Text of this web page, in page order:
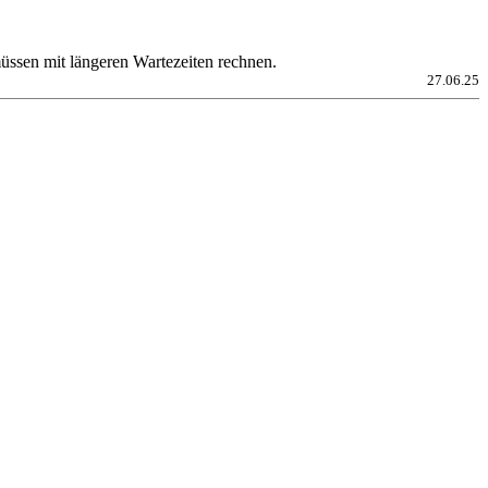
mit längeren Wartezeiten rechnen.
27.06.25